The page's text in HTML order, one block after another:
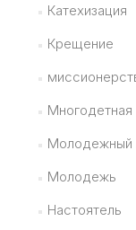
Катехизация
Крещение
Молодежный
Молодежь
Настоятель